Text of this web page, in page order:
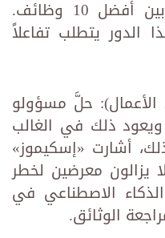
وهم الأقل عرضة للأتمتة بين أفضل 10 وظائف.
يتطلب تفاعلاً
الأعمال): حلَّ مسؤولو
ويعود ذلك في الغالب
أشارت «إسكيموز»
يزالون معرضين لخطر
الاصطناعي في
الوثائق.